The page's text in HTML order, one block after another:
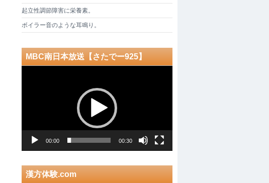
起立性調節障害に栄養素。
ボイラー音のような耳鳴り。
MBC南日本放送【さたでー925】
ー
00:00 00:30
漢方体験.com